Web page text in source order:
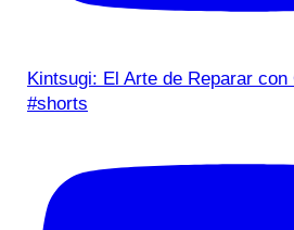
Kintsugi: El Arte de Reparar con
#shorts